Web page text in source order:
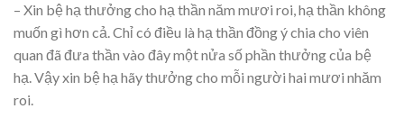
– Xin bệ hạ thưởng cho hạ thần năm mươi roi, hạ thần không
muốn gì hơn cả. Chỉ có điều là hạ thần đồng ý chia cho viên
quan đã đưa thần vào đây một nửa số phần thưởng của bệ
hạ. Vậy xin bệ hạ hãy thưởng cho mỗi người hai mươi nhăm
roi.